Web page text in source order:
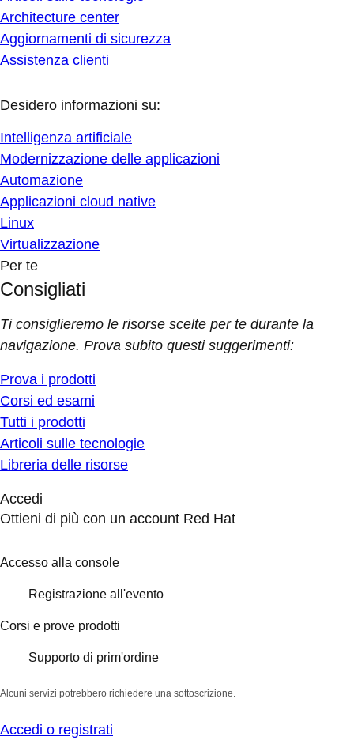
Architecture center
Aggiornamenti di sicurezza
Assistenza clienti
Desidero informazioni su:
Intelligenza artificiale
Modernizzazione delle applicazioni
Automazione
Applicazioni cloud native
Linux
Virtualizzazione
Per te
Consigliati
Ti consiglieremo le risorse scelte per te durante la
navigazione. Prova subito questi suggerimenti:
Prova i prodotti
Corsi ed esami
Tutti i prodotti
Articoli sulle tecnologie
Libreria delle risorse
Accedi
Ottieni di più con un account Red Hat
Accesso alla console
Registrazione all'evento
Corsi e prove prodotti
Supporto di prim'ordine
Alcuni servizi potrebbero richiedere una sottoscrizione.
Accedi o registrati